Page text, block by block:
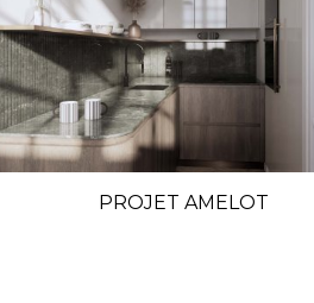
PROJET AMELOT